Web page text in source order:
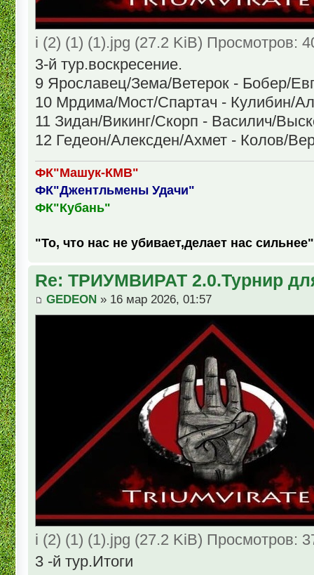
i (2) (1) (1).jpg (27.2 KiB) Просмотров:
3-й тур.воскресение.
9 Ярославец/Зема/Ветерок - Бобер/
10 Мрдима/Мост/Спартач - Кулибин/
11 Зидан/Викинг/Скорп - Василич/
12 Гедеон/Алексден/Ахмет - Колов/
ФК"Машук-КМВ"
ФК"Джентльмены Удачи"
ФК"Кубань"
"То, что нас не убивает,делает нас сильнее"
Re: ТРИУМВИРАТ 2.0.Турнир
GEDEON » 16 мар 2026, 01:57
i (2) (1) (1).jpg (27.2 KiB) Просмотров:
3 -й тур.Итоги